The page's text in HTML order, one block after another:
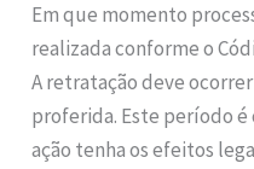
Em que momento
realizada conforme o
A retratação deve
proferida. Este período
ação tenha os efeitos